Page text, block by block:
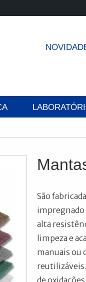
São
impregnado
alta
limpeza e
manuais ou
de